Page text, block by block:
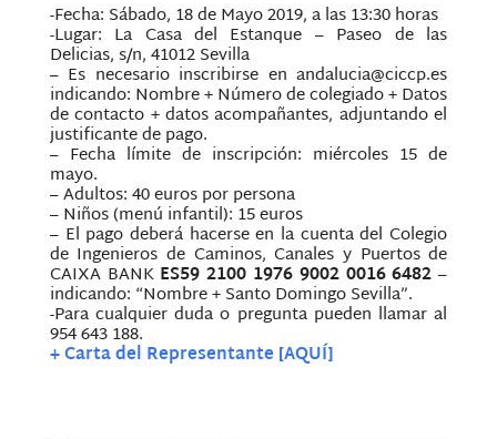
-Fecha: Sábado, 18 de Mayo 2019, a las 13:30 horas
-Lugar: La Casa del Estanque – Paseo de las
Delicias, s/n, 41012 Sevilla
– Es necesario inscribirse en andalucia@ciccp.es
indicando: Nombre + Número de colegiado + Datos
de contacto + datos acompañantes, adjuntando el
justificante de pago.
– Fecha límite de inscripción: miércoles 15 de
mayo.
– Adultos: 40 euros por persona
– Niños (menú infantil): 15 euros
– El pago deberá hacerse en la cuenta del Colegio
de Ingenieros de Caminos, Canales y Puertos de
CAIXA BANK ES59 2100 1976 9002 0016 6482 –
indicando: “Nombre + Santo Domingo Sevilla”.
-Para cualquier duda o pregunta pueden llamar al
954 643 188.
+ Carta del Representante [AQUÍ]